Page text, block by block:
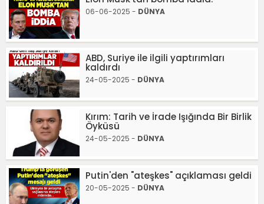
06-06-2025 - DÜNYA
ABD, Suriye ile ilgili yaptırımları
kaldırdı
24-05-2025 - DÜNYA
Kırım: Tarih ve İrade Işığında Bir Birlik
Öyküsü
24-05-2025 - DÜNYA
Putin'den "ateşkes" açıklaması geldi
20-05-2025 - DÜNYA